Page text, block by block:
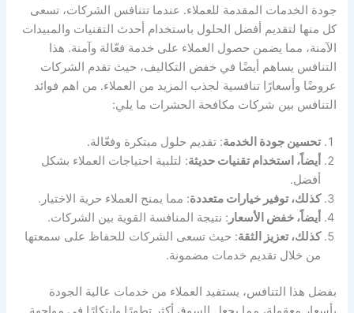
جودة الخدمات المقدمة للعملاء. عندما تتنافس الشركات، تسعى
كل منها لتقديم أفضل الحلول باستخدام أحدث التقنيات والمبيدات
الآمنة، مما يضمن حصول العملاء على خدمة فعّالة وآمنة. هذا
التنافس يساهم أيضًا في خفض التكاليف، حيث تقدم الشركات
عروضًا وأسعارًا تنافسية لجذب المزيد من العملاء. من اهم فوائد
التنافس بين شركات مكافحة الحشرات ما يلي:
تحسين جودة الخدمة: تقديم حلول مبتكرة وفعّالة.
أيضاً، استخدام تقنيات حديثة: لتلبية احتياجات العملاء بشكل
أفضل.
كذلك، توفير خيارات متعددة: مما يمنح العملاء حرية الاختيار.
أيضاً، خفض الأسعار : نتيجة المنافسة القوية بين الشركات.
كذلك، تعزيز الثقة: حيث تسعى الشركات للحفاظ على سمعتها
من خلال تقديم خدمات مضمونة.
بفضل هذا التنافس، يستفيد العملاء من خدمات عالية الجودة